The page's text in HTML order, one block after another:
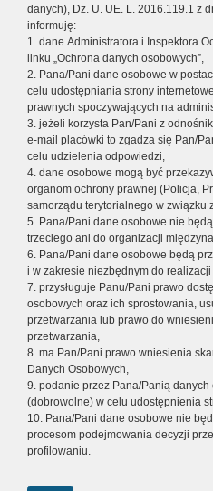
danych), Dz. U. UE. L. 2016.119.1 z
informuję:
1. dane Administratora i Inspektora
linku „Ochrona danych osobowych”,
2. Pana/Pani dane osobowe w
celu udostępniania strony
prawnych spoczywających na
3. jeżeli korzysta Pan/Pani z
e-mail placówki to zgadza się Pan/
celu udzielenia odpowiedzi,
4. dane osobowe mogą być
organom ochrony prawnej (Policja,
samorządu terytorialnego w związku
5. Pana/Pani dane osobowe nie
trzeciego ani do organizacji
6. Pana/Pani dane osobowe będą
i w zakresie niezbędnym do
7. przysługuje Panu/Pani prawo
osobowych oraz ich sprostowania,
przetwarzania lub prawo do
przetwarzania,
8. ma Pan/Pani prawo wniesienia
Danych Osobowych,
9. podanie przez Pana/Panią
(dobrowolne) w celu udostępnienia
10. Pana/Pani dane osobowe nie
procesom podejmowania decyzji
profilowaniu.